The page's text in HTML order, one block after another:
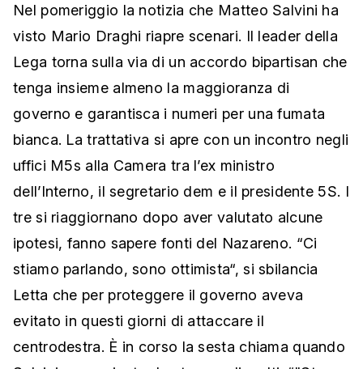
Nel pomeriggio la notizia che Matteo Salvini ha
visto Mario Draghi riapre scenari. Il leader della
Lega torna sulla via di un accordo bipartisan che
tenga insieme almeno la maggioranza di
governo e garantisca i numeri per una fumata
bianca. La trattativa si apre con un incontro negli
uffici M5s alla Camera tra l’ex ministro
dell’Interno, il segretario dem e il presidente 5S. I
tre si riaggiornano dopo aver valutato alcune
ipotesi, fanno sapere fonti del Nazareno. “Ci
stiamo parlando, sono ottimista“, si sbilancia
Letta che per proteggere il governo aveva
evitato in questi giorni di attaccare il
centrodestra. È in corso la sesta chiama quando